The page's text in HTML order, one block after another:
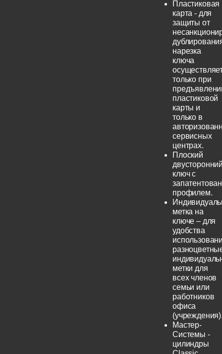
Пластиковая
карта - для
защиты от
нарезка
ключа
только при
пластиковой
карты и
только в
сервисных
центрах.
Плоский
ключ с
профилем.
метка на
ключе – для
удобства
метки для
всех членов
семьи или
работников
офиса
Мастер-
Системы -
цилиндры